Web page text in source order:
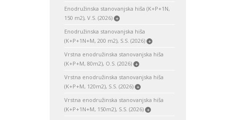
Enodružinska stanovanjska hiša (K+P+1N,
150 m2), V.S. (2026) +
Enodružinska stanovanjska hiša
(K+P+1N+M, 200 m2), S.S. (2026) +
Vrstna enodružinska stanovanjska hiša
(K+P+M, 80m2), O.S. (2026) +
Vrstna enodružinska stanovanjska hiša
(K+P+M, 120m2), S.S. (2026) +
Vrstna enodružinska stanovanjska hiša
(K+P+1N+M, 150m2), S.S. (2026) +